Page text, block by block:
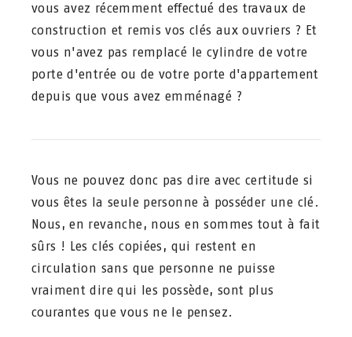
vous avez récemment effectué des travaux de
construction et remis vos clés aux ouvriers ? Et
vous n'avez pas remplacé le cylindre de votre
porte d'entrée ou de votre porte d'appartement
depuis que vous avez emménagé ?
Vous ne pouvez donc pas dire avec certitude si
vous êtes la seule personne à posséder une clé.
Nous, en revanche, nous en sommes tout à fait
sûrs ! Les clés copiées, qui restent en
circulation sans que personne ne puisse
vraiment dire qui les possède, sont plus
courantes que vous ne le pensez.